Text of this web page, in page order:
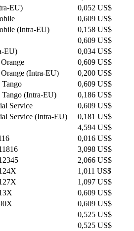
EU)
0,052 US$
0,609 US$
(Intra-EU)
0,158 US$
0,609 US$
EU)
0,034 US$
0,609 US$
(Intra-EU)
0,200 US$
0,609 US$
(Intra-EU)
0,186 US$
Service
0,609 US$
Service (Intra-EU)
0,181 US$
4,594 US$
0,016 US$
3,098 US$
2,066 US$
1,011 US$
1,097 US$
0,609 US$
0,609 US$
0,525 US$
0,525 US$